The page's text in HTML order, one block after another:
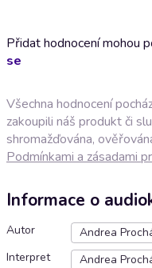
Přidat hodnocení mohou
se
Všechna hodnocení
zakoupili náš produkt či
shromažďována,
Podmínkami a zásadami
Informace o
Autor Andrea
Interpret
Andrea